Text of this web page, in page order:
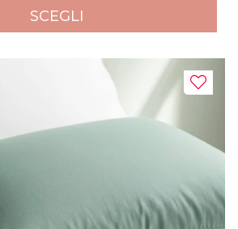
SCEGLI